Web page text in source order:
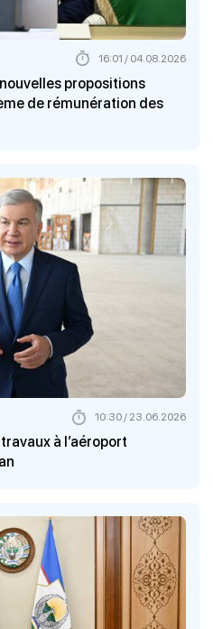
propositions
de rémunération des
16:01 / 04.08.2026
à l’aéroport
10:30 / 23.06.2026